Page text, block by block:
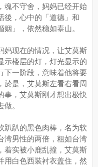
魂不守舍，妈妈已经开始
後，心中的「道德」和
姻」，依然稳如泰山。
现在的情况，让艾莫斯
示楼层的灯，灯光显示的
下一阶段，意味着他将要
於是，艾莫斯左看右看周
事，艾莫斯刚才想出极快
。
趴的黑色肉棒，名为软
湾男性的两倍，粗如台湾
着实被小鹿乱撞，艾莫斯
用白色西装衬衣盖住，然